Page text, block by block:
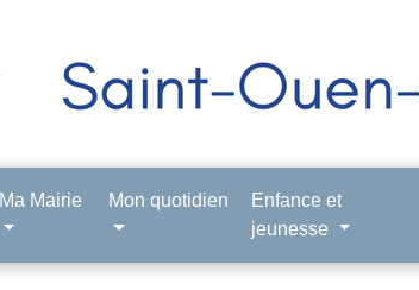
Ma Mairie Mon quotidien
Enfance et
jeunesse